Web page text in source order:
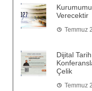
Verecektir
Temmuz
Dijital
Çelik
Temmuz